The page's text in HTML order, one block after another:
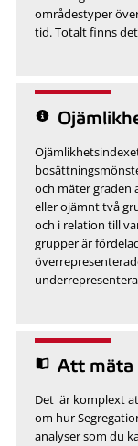
områdestyper
tid. Totalt finns
och mäter graden
eller ojämnt två
och i relation till
grupper är
Att mäta
Det är komplext
om hur
analyser som du